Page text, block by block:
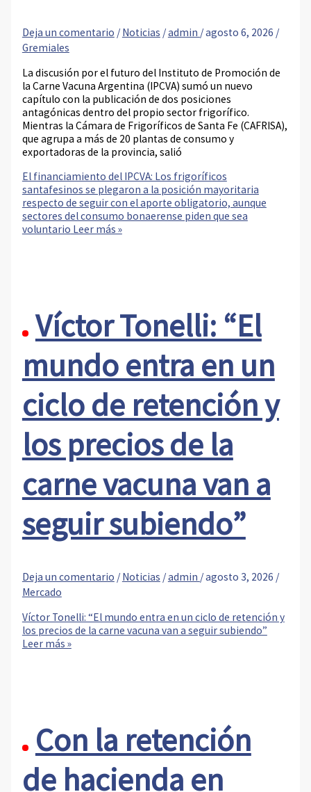
Deja un comentario / Noticias /admin /agosto 6, 2026 /
Gremiales
La discusión por el futuro del Instituto de Promoción de
la Carne Vacuna Argentina (IPCVA) sumó un nuevo
capítulo con la publicación de dos posiciones
antagónicas dentro del propio sector frigorífico.
Mientras la Cámara de Frigoríficos de Santa Fe (CAFRISA),
que agrupa a más de 20 plantas de consumo y
exportadoras de la provincia, salió
El financiamiento del IPCVA: Los frigoríficos
santafesinos se plegaron a la posición mayoritaria
respecto de seguir con el aporte obligatorio, aunque
sectores del consumo bonaerense piden que sea
voluntario Leer más »
Víctor Tonelli: “El
mundo entra en un
ciclo de retención y
los precios de la
carne vacuna van a
seguir subiendo”
Deja un comentario / Noticias /admin /agosto 3, 2026 /
Mercado
Víctor Tonelli: “El mundo entra en un ciclo de retención y
los precios de la carne vacuna van a seguir subiendo”
Leer más »
Con la retención
de hacienda en